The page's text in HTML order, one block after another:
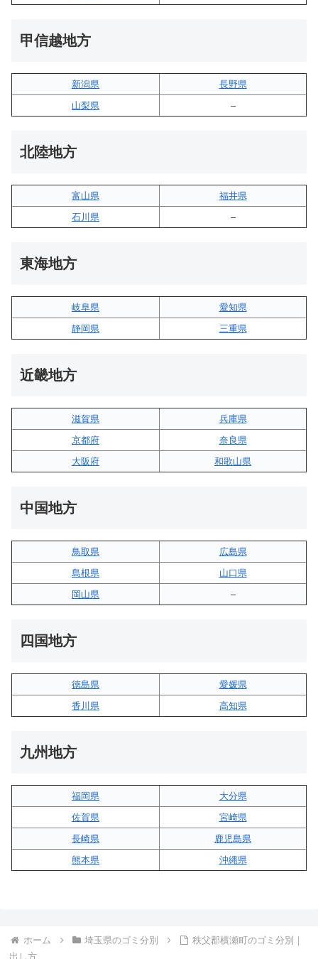
甲信越地方
新潟県
長野県
山梨県
–
北陸地方
富山県
福井県
石川県
–
東海地方
岐阜県
愛知県
静岡県
三重県
近畿地方
滋賀県
兵庫県
京都府
奈良県
大阪府
和歌山県
中国地方
鳥取県
広島県
島根県
山口県
岡山県
–
四国地方
徳島県
愛媛県
香川県
高知県
九州地方
福岡県
大分県
佐賀県
宮崎県
長崎県
鹿児島県
熊本県
沖縄県
ホーム 埼玉県のゴミ分別
秩父郡横瀬町のゴミ分別｜
出し方